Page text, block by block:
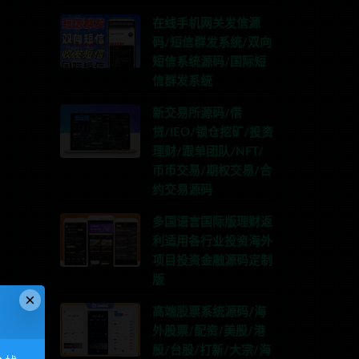
在线手机网关发信源
码/短信群发系统/双向
短信系统源码/国际短
信群发系统
新交易所源码/借
贷/IEO/锁仓挖矿/投资
理财/跟单团队/NFT/
币币交易/期权交易/合
约交易源码
多国语言国际版理财返
利适用各行业投资海外
项目投资金融源码定制
版
高端股票系统源码/海
外股票/配资/美股/港
股/台股/打新/大宗/海
×